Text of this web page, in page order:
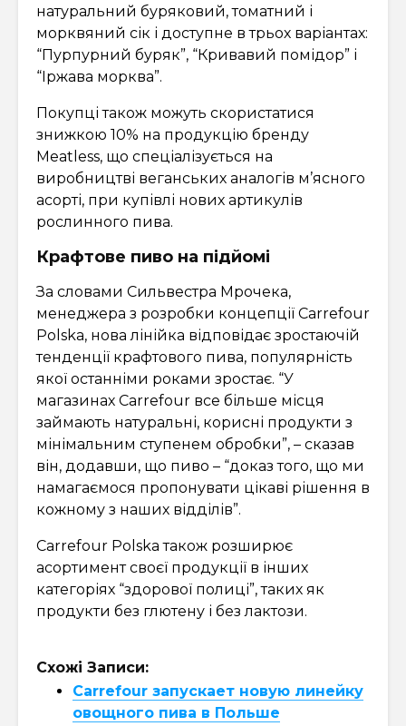
натуральний буряковий, томатний і
морквяний сік і доступне в трьох варіантах:
“Пурпурний буряк”, “Кривавий помідор” і
“Іржава морква”.
Покупці також можуть скористатися
знижкою 10% на продукцію бренду
Meatless, що спеціалізується на
виробництві веганських аналогів м’ясного
асорті, при купівлі нових артикулів
рослинного пива.
Крафтове пиво на підйомі
За словами Сильвестра Мрочека,
менеджера з розробки концепції Carrefour
Polska, нова лінійка відповідає зростаючій
тенденції крафтового пива, популярність
якої останніми роками зростає. “У
магазинах Carrefour все більше місця
займають натуральні, корисні продукти з
мінімальним ступенем обробки”, – сказав
він, додавши, що пиво – “доказ того, що ми
намагаємося пропонувати цікаві рішення в
кожному з наших відділів”.
Carrefour Polska також розширює
асортимент своєї продукції в інших
категоріях “здорової полиці”, таких як
продукти без глютену і без лактози.
Схожі Записи:
Carrefour запускает новую линейку
овощного пива в Польше